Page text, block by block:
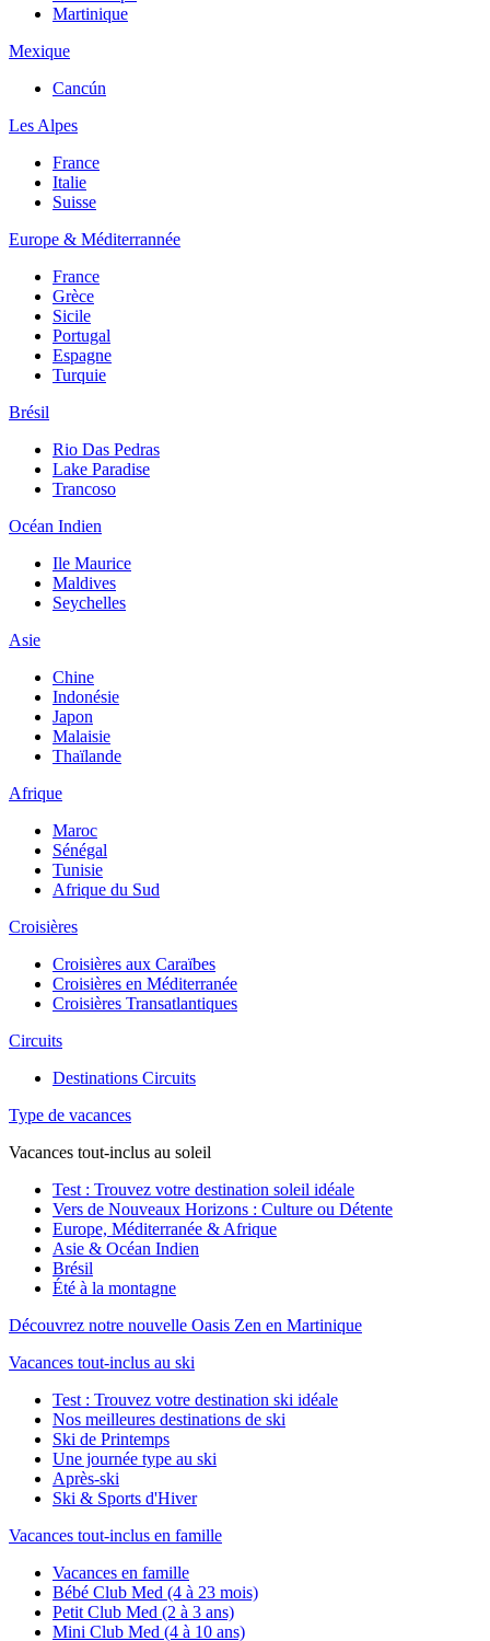
Martinique
Mexique
Cancún
Les Alpes
France
Italie
Suisse
Europe & Méditerrannée
France
Grèce
Sicile
Portugal
Espagne
Turquie
Brésil
Rio Das Pedras
Lake Paradise
Trancoso
Océan Indien
Ile Maurice
Maldives
Seychelles
Asie
Chine
Indonésie
Japon
Malaisie
Thaïlande
Afrique
Maroc
Sénégal
Tunisie
Afrique du Sud
Croisières
Croisières aux Caraïbes
Croisières en Méditerranée
Croisières Transatlantiques
Circuits
Destinations Circuits
Type de vacances
Vacances tout-inclus au soleil
Test : Trouvez votre destination soleil idéale
Vers de Nouveaux Horizons : Culture ou Détente
Europe, Méditerranée & Afrique
Asie & Océan Indien
Brésil
Été à la montagne
Découvrez notre nouvelle Oasis Zen en Martinique
Vacances tout-inclus au ski
Test : Trouvez votre destination ski idéale
Nos meilleures destinations de ski
Ski de Printemps
Une journée type au ski
Après-ski
Ski & Sports d'Hiver
Vacances tout-inclus en famille
Vacances en famille
Bébé Club Med (4 à 23 mois)
Petit Club Med (2 à 3 ans)
Mini Club Med (4 à 10 ans)